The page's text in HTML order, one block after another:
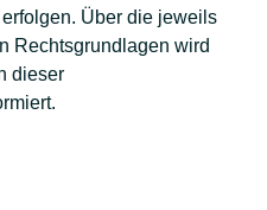
Über die jeweils
Rechtsgrundlagen wird
dieser